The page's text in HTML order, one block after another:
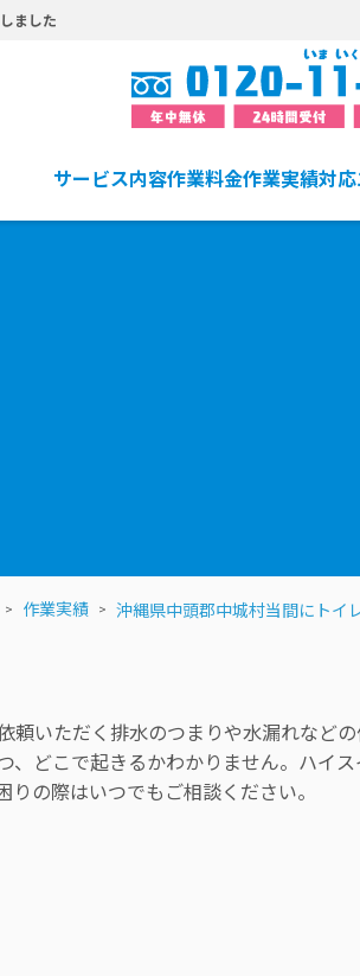
ました
サービス内容作業料金作業実績対
作業実績 沖縄県中頭郡中城村当間にトイ
頼いただく排水のつまりや水漏れなど
、どこで起きるかわかりません。ハイス
りの際はいつでもご相談ください。